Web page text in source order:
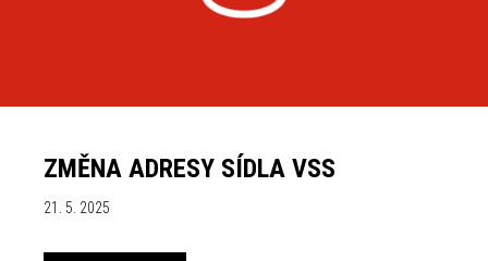
ZMĚNA ADRESY SÍDLA VSS
21. 5. 2025